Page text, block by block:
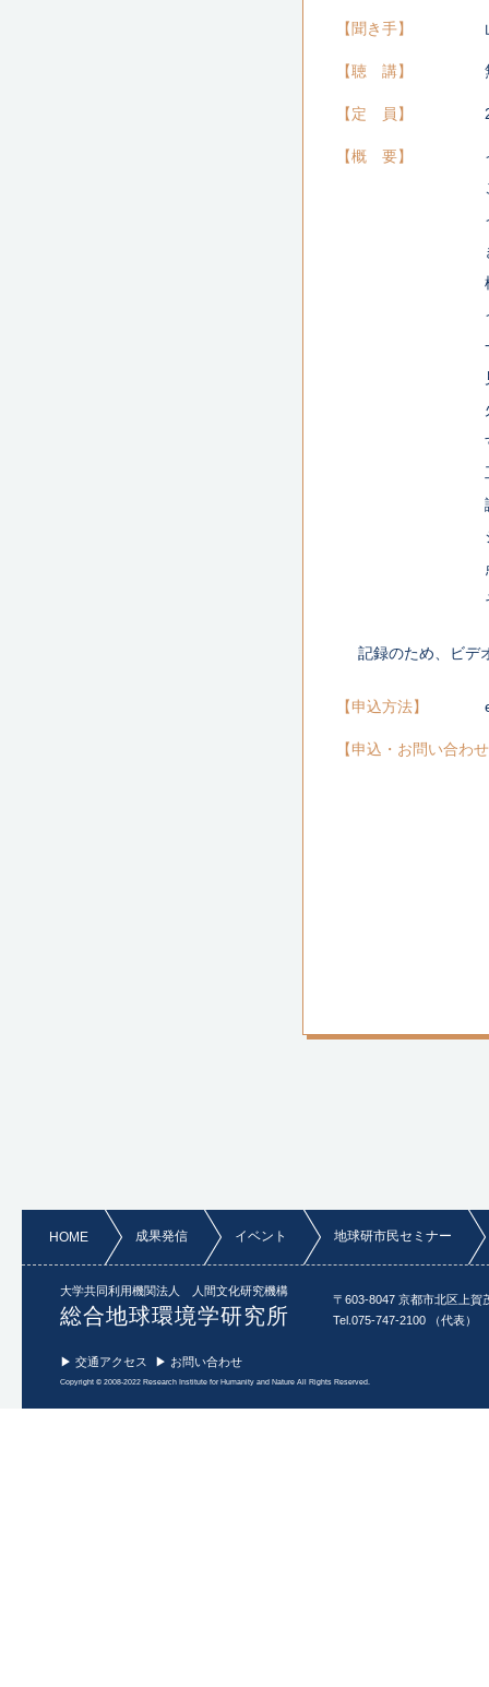
聞き手
聴 講
定 員
概 要
記録のため、ビデ
申込方法
申込・お問い合わせ
HOME 成果発信 イベント 地球研市民セミナー
大学共同利用機関法人 人間文化研究機構
総合地球環境学研究所
〒603-8047 京都市北区上賀
Tel.075-747-2100 （代表
▶ 交通アクセス ▶ お問い合わせ